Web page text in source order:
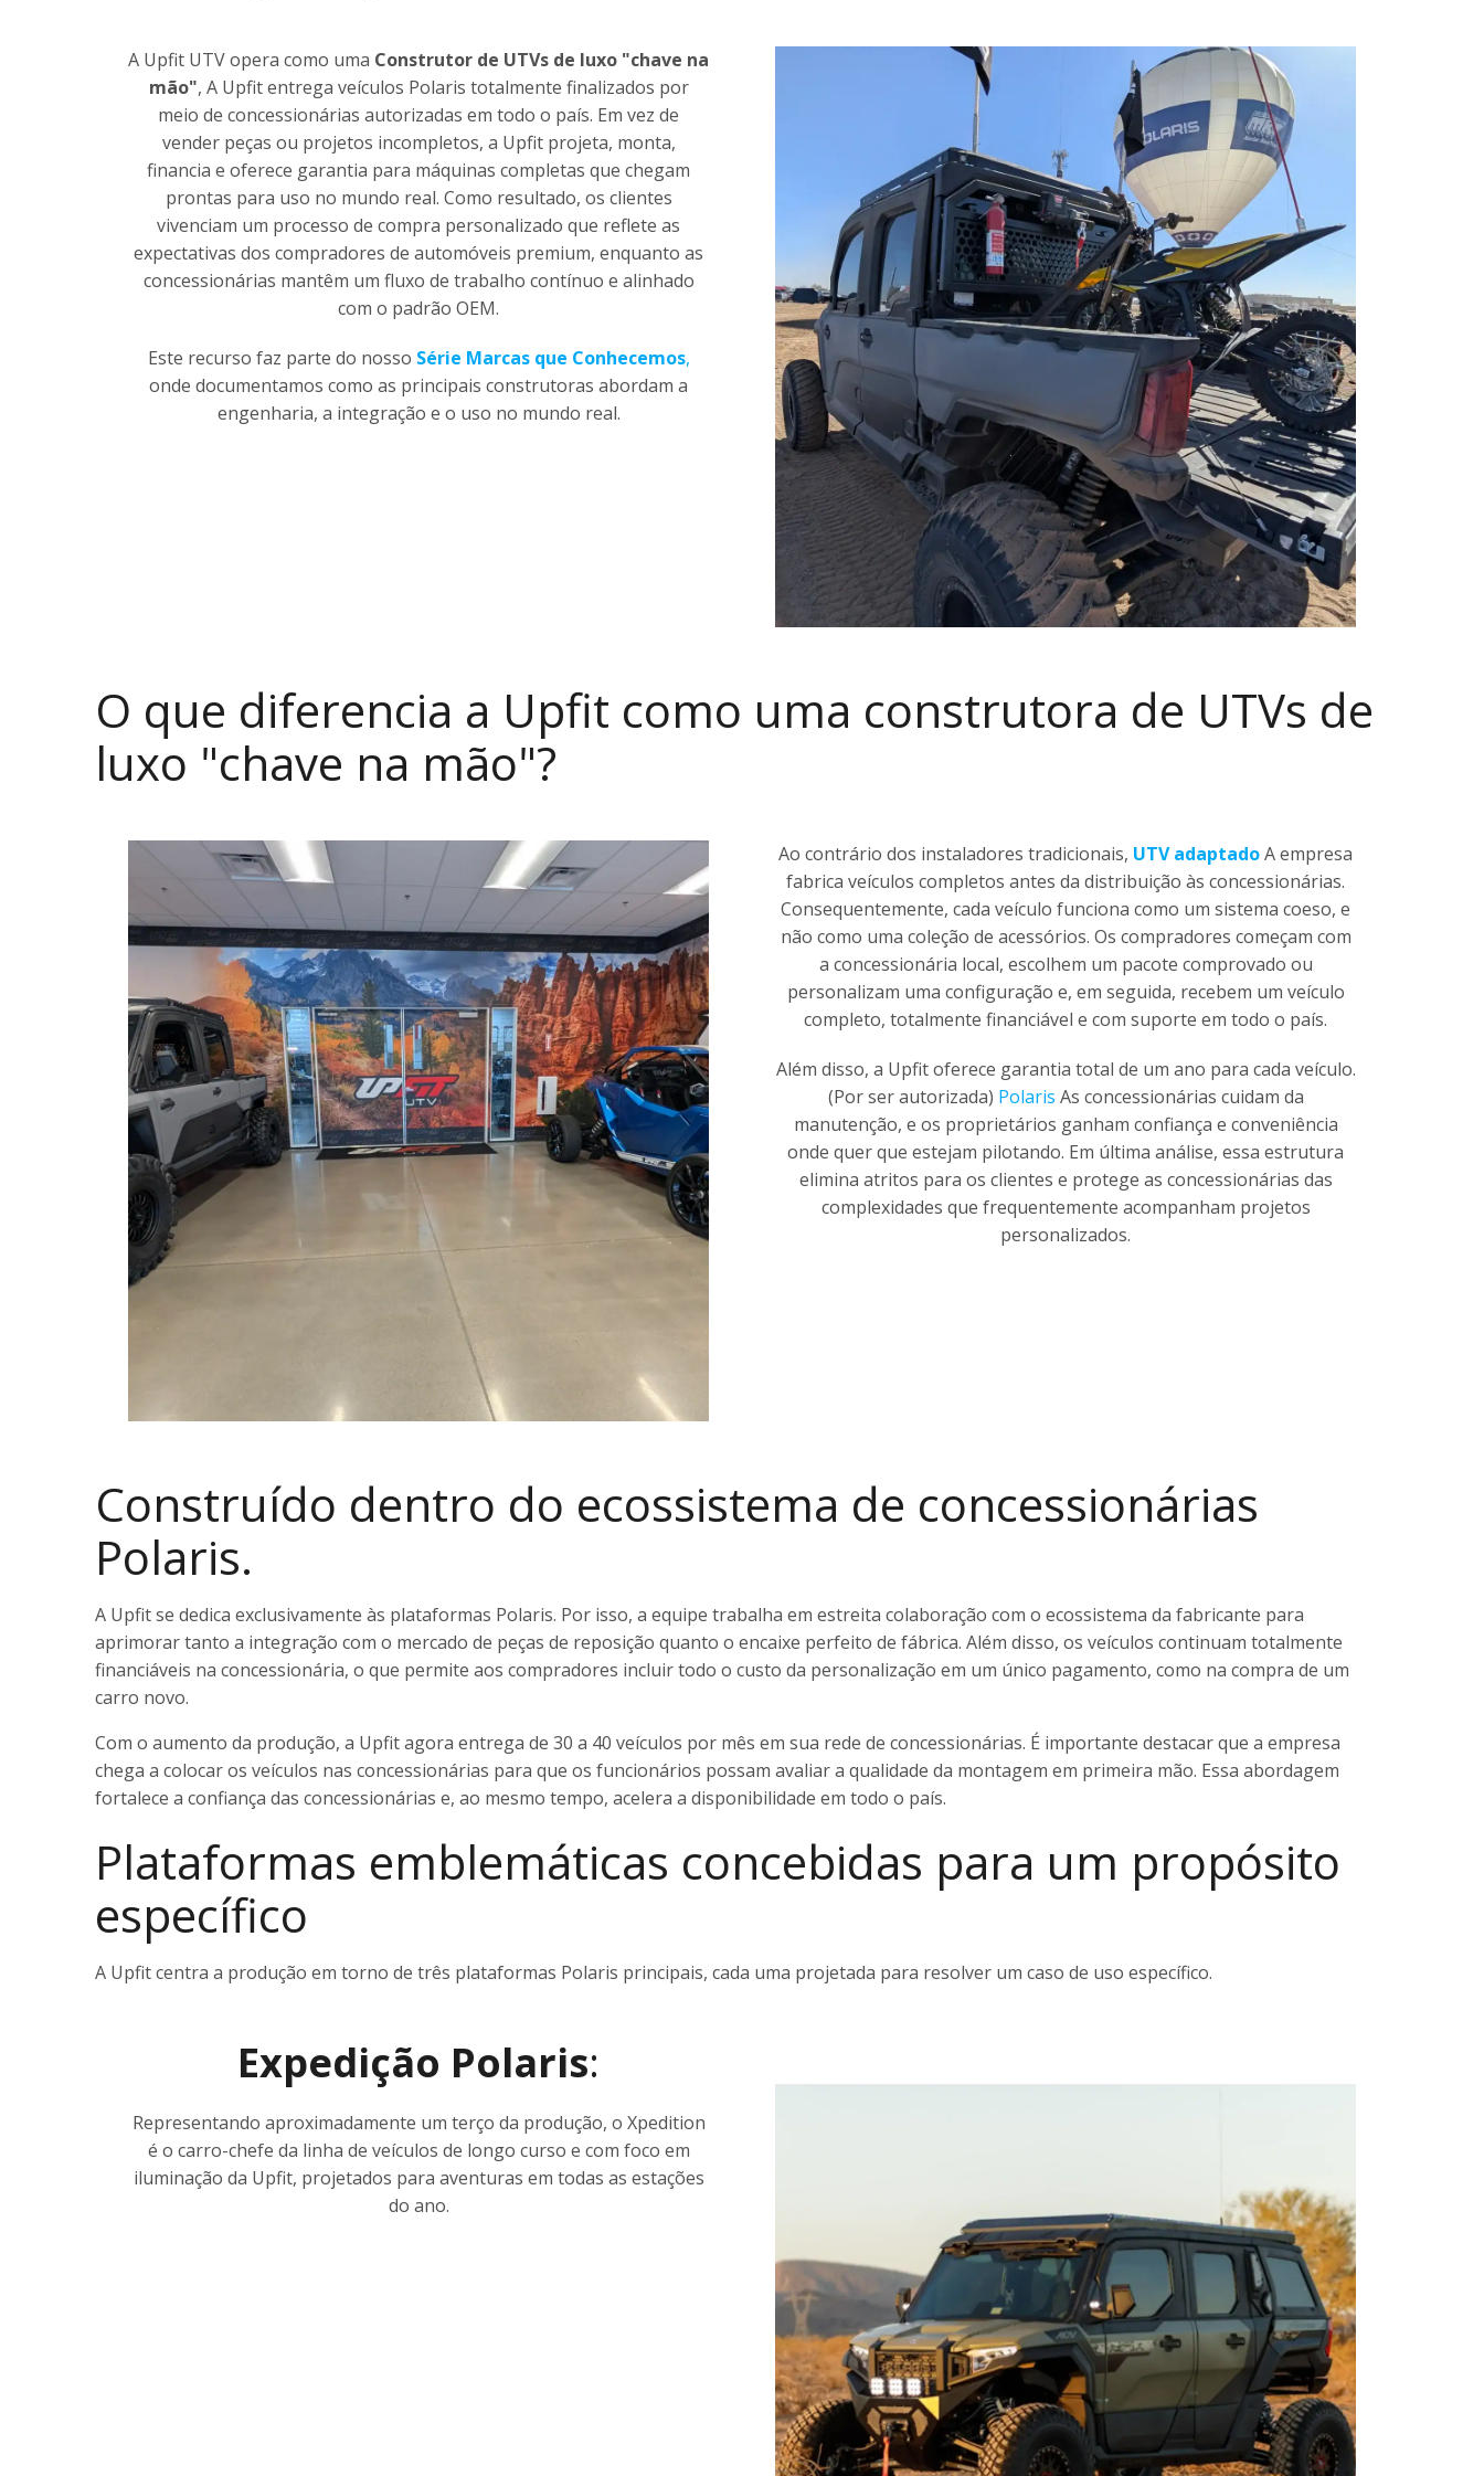
A Upfit UTV opera como uma Construtor de UTVs de luxo "chave na
mão", A Upfit entrega veículos Polaris totalmente finalizados por
meio de concessionárias autorizadas em todo o país. Em vez de
vender peças ou projetos incompletos, a Upfit projeta, monta,
financia e oferece garantia para máquinas completas que chegam
prontas para uso no mundo real. Como resultado, os clientes
vivenciam um processo de compra personalizado que reflete as
expectativas dos compradores de automóveis premium, enquanto as
concessionárias mantêm um fluxo de trabalho contínuo e alinhado
com o padrão OEM.
Este recurso faz parte do nosso Série Marcas que Conhecemos,
onde documentamos como as principais construtoras abordam a
engenharia, a integração e o uso no mundo real.
O que diferencia a Upfit como uma construtora de UTVs de
luxo "chave na mão"?
Ao contrário dos instaladores tradicionais, UTV adaptadoA empresa
fabrica veículos completos antes da distribuição às concessionárias.
Consequentemente, cada veículo funciona como um sistema coeso, e
não como uma coleção de acessórios. Os compradores começam com
a concessionária local, escolhem um pacote comprovado ou
personalizam uma configuração e, em seguida, recebem um veículo
completo, totalmente financiável e com suporte em todo o país.
Além disso, a Upfit oferece garantia total de um ano para cada veículo.
(Por ser autorizada) Polaris As concessionárias cuidam da
manutenção, e os proprietários ganham confiança e conveniência
onde quer que estejam pilotando. Em última análise, essa estrutura
elimina atritos para os clientes e protege as concessionárias das
complexidades que frequentemente acompanham projetos
personalizados.
Construído dentro do ecossistema de concessionárias
Polaris.
A Upfit se dedica exclusivamente às plataformas Polaris. Por isso, a equipe trabalha em estreita colaboração com o ecossistema da fabricante para
aprimorar tanto a integração com o mercado de peças de reposição quanto o encaixe perfeito de fábrica. Além disso, os veículos continuam totalmente
financiáveis na concessionária, o que permite aos compradores incluir todo o custo da personalização em um único pagamento, como na compra de um
carro novo.
Com o aumento da produção, a Upfit agora entrega de 30 a 40 veículos por mês em sua rede de concessionárias. É importante destacar que a empresa
chega a colocar os veículos nas concessionárias para que os funcionários possam avaliar a qualidade da montagem em primeira mão. Essa abordagem
fortalece a confiança das concessionárias e, ao mesmo tempo, acelera a disponibilidade em todo o país.
Plataformas emblemáticas concebidas para um propósito
específico
A Upfit centra a produção em torno de três plataformas Polaris principais, cada uma projetada para resolver um caso de uso específico.
Expedição Polaris:
Representando aproximadamente um terço da produção, o Xpedition
é o carro-chefe da linha de veículos de longo curso e com foco em
iluminação da Upfit, projetados para aventuras em todas as estações
do ano.